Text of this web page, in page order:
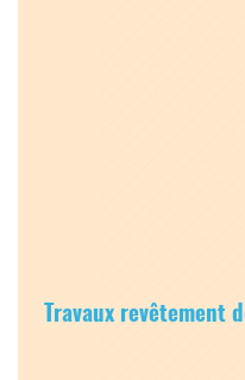
Travaux revêtement